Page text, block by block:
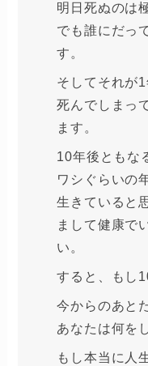
明日死ぬのは
でも誰にだっ
す。
そしてそれが
死んでしまっ
ます。
10年後ともな
ワシぐらいの
生きていると
まして健康で
い。
すると、もし
今からのあと
あなたは何を
もし本当に人